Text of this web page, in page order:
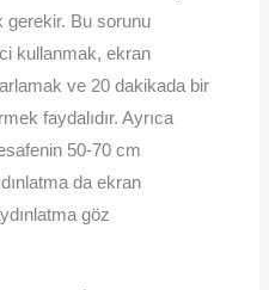
gerekir. Bu sorunu
kullanmak, ekran
ve 20 dakikada bir
faydalıdır. Ayrıca
50-70 cm
da ekran
göz